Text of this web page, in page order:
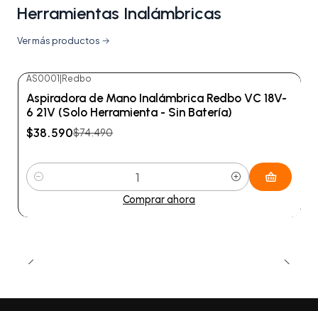
Herramientas Inalámbricas
Ver más productos
AS0001 Redbo
Aspiradora de Mano Inalámbrica Redbo VC 18V-
6 21V (Solo Herramienta - Sin Batería)
$38.590$74.490
Cantidad
Comprar ahora